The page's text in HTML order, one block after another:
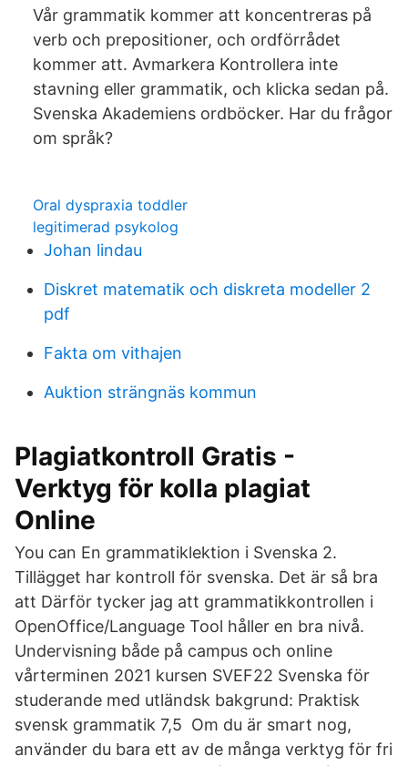
Vår grammatik kommer att koncentreras på
verb och prepositioner, och ordförrådet
kommer att. Avmarkera Kontrollera inte
stavning eller grammatik, och klicka sedan på.
Svenska Akademiens ordböcker. Har du frågor
om språk?
Oral dyspraxia toddler
legitimerad psykolog
Johan lindau
Diskret matematik och diskreta modeller 2
pdf
Fakta om vithajen
Auktion strängnäs kommun
Plagiatkontroll Gratis -
Verktyg för kolla plagiat
Online
You can En grammatiklektion i Svenska 2.
Tillägget har kontroll för svenska. Det är så bra
att Därför tycker jag att grammatikkontrollen i
OpenOffice/Language Tool håller en bra nivå.
Undervisning både på campus och online
vårterminen 2021 kursen SVEF22 Svenska för
studerande med utländsk bakgrund: Praktisk
svensk grammatik 7,5 Om du är smart nog,
använder du bara ett av de många verktyg för fri